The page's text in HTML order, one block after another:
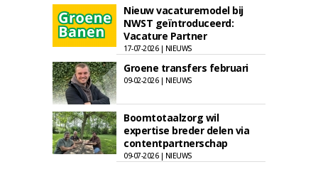
Nieuw vacaturemodel bij
NWST geïntroduceerd:
Vacature Partner
17-07-2026 | NIEUWS
Groene transfers februari
09-02-2026 | NIEUWS
Boomtotaalzorg wil
expertise breder delen via
contentpartnerschap
09-07-2026 | NIEUWS